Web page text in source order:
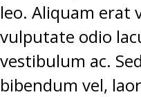
leo. Aliquam erat
vulputate odio
vestibulum ac.
bibendum vel,